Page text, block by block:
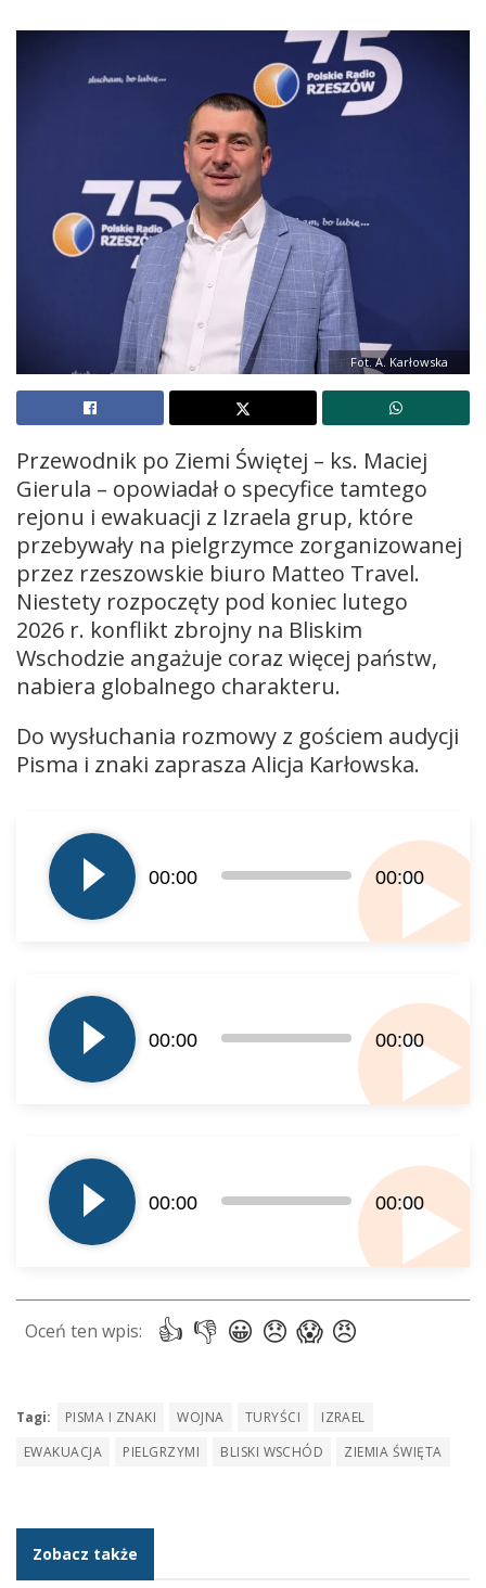
Fot. A. Karłowska
Przewodnik po Ziemi Świętej – ks. Maciej
Gierula – opowiadał o specyfice tamtego
rejonu i ewakuacji z Izraela grup, które
przebywały na pielgrzymce zorganizowanej
przez rzeszowskie biuro Matteo Travel.
Niestety rozpoczęty pod koniec lutego
2026 r. konflikt zbrojny na Bliskim
Wschodzie angażuje coraz więcej państw,
nabiera globalnego charakteru.
Do wysłuchania rozmowy z gościem audycji
Pisma i znaki zaprasza Alicja Karłowska.
plików
dźwiękowych
00:00 00:00
plików
dźwiękowych
00:00 00:00
plików
dźwiękowych
00:00 00:00
Tagi: PISMA I ZNAKI WOJNA TURYŚCI
IZRAEL
EWAKUACJA
PIELGRZYMI BLISKI WSCHÓD ZIEMIA ŚWIĘTA
Zobacz także